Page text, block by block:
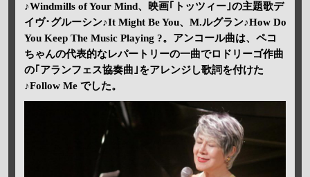
♪Windmills of Your Mind、映画｢トッツィー｣の主題歌デ
イヴ･グルーシン♪It Might Be You、M.ルグラン♪How Do
You Keep The Music Playing ?。アンコール曲は、ペコ
ちゃんの代表的なレパートリーの一曲でロドリーゴ作曲
の｢アランフェス協奏曲｣をアレンジし歌詞を付けた
♪Follow Me でした。